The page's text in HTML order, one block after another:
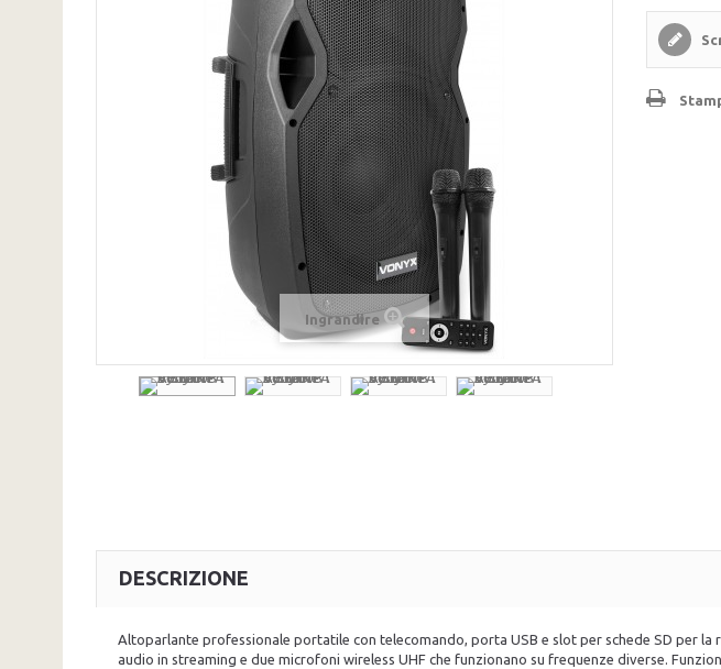
Ingrandire
DESCRIZIONE
Altoparlante professionale portatile con telecomando, porta USB e slot per schede SD per
audio in streaming e due microfoni wireless UHF che funzionano su frequenze diverse.